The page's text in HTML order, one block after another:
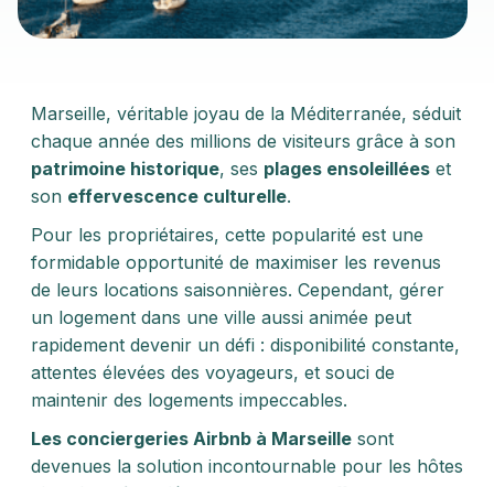
Marseille, véritable joyau de la Méditerranée, séduit
chaque année des millions de visiteurs grâce à son
patrimoine historique, ses plages ensoleillées et
son effervescence culturelle.
Pour les propriétaires, cette popularité est une
formidable opportunité de maximiser les revenus
de leurs locations saisonnières. Cependant, gérer
un logement dans une ville aussi animée peut
rapidement devenir un défi : disponibilité constante,
attentes élevées des voyageurs, et souci de
maintenir des logements impeccables.
Les conciergeries Airbnb à Marseille sont
devenues la solution incontournable pour les hôtes